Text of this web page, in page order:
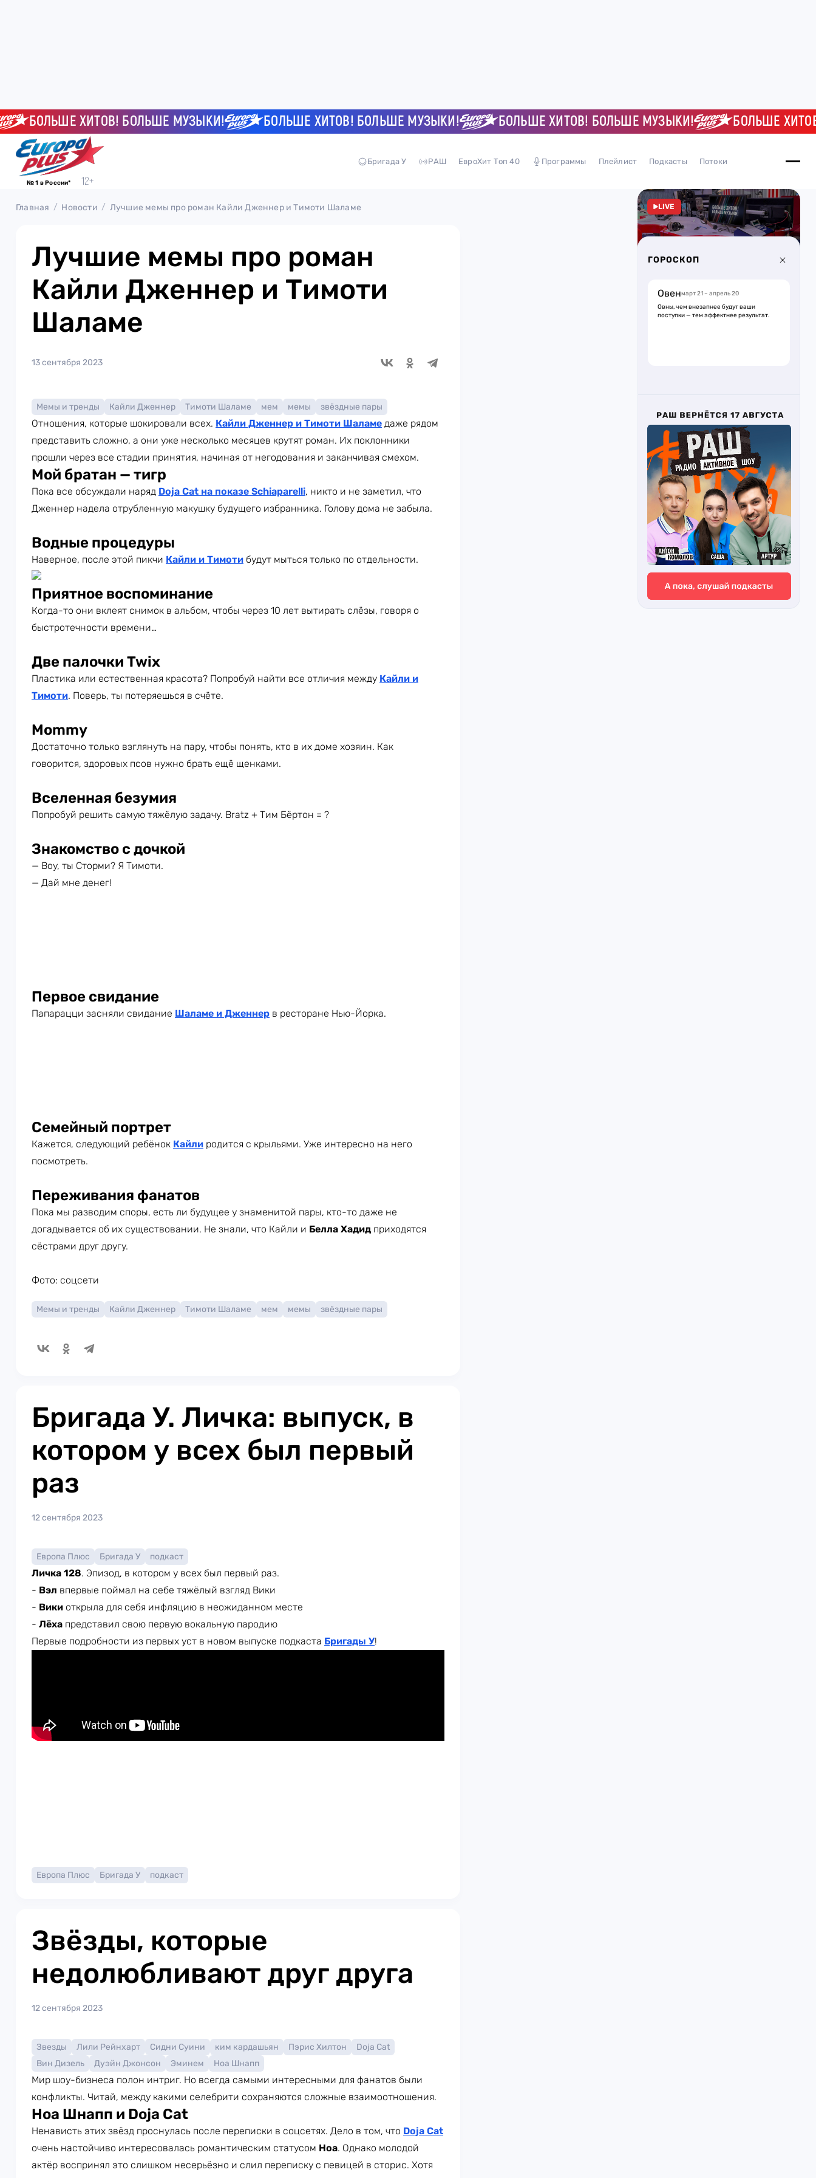
БОЛЬШЕ ХИТОВ! БОЛЬШЕ МУЗЫКИ! БОЛЬШЕ ХИТОВ! БОЛЬШЕ МУЗЫКИ! БОЛЬШЕ ХИТОВ! БОЛЬШЕ МУЗЫКИ! БОЛЬШЕ ХИТОВ!
№ 1 в России*
Бригада У РАШ ЕвроХит Топ 40 Программы Плейлист Подкасты Потоки
Главная Новости Лучшие мемы про роман Кайли Дженнер и Тимоти Шаламе
Лучшие мемы про роман
Кайли Дженнер и Тимоти
Шаламе
13 сентября 2023
Мемы и тренды Кайли Дженнер Тимоти Шаламе мем мемы звёздные пары
Отношения, которые шокировали всех. Кайли Дженнер и Тимоти Шаламе даже рядом
представить сложно, а они уже несколько месяцев крутят роман. Их поклонники
прошли через все стадии принятия, начиная от негодования и заканчивая смехом.
Мой братан — тигр
Пока все обсуждали наряд Doja Cat на показе Schiaparelli, никто и не заметил, что
Дженнер надела отрубленную макушку будущего избранника. Голову дома не забыла.
Водные процедуры
Наверное, после этой пикчи Кайли и Тимоти будут мыться только по отдельности.
Приятное воспоминание
Когда-то они вклеят снимок в альбом, чтобы через 10 лет вытирать слёзы, говоря о
быстротечности времени…
Две палочки Twix
Пластика или естественная красота? Попробуй найти все отличия между Кайли и
Тимоти. Поверь, ты потеряешься в счёте.
Mommy
Достаточно только взглянуть на пару, чтобы понять, кто в их доме хозяин. Как
говорится, здоровых псов нужно брать ещё щенками.
Вселенная безумия
Попробуй решить самую тяжёлую задачу. Bratz + Тим Бёртон = ?
Знакомство с дочкой
— Воу, ты Сторми? Я Тимоти.
— Дай мне денег!
Первое свидание
Папарацци засняли свидание Шаламе и Дженнер в ресторане Нью-Йорка.
Семейный портрет
Кажется, следующий ребёнок Кайли родится с крыльями. Уже интересно на него
посмотреть.
Переживания фанатов
Пока мы разводим споры, есть ли будущее у знаменитой пары, кто-то даже не
догадывается об их существовании. Не знали, что Кайли и Белла Хадид приходятся
сёстрами друг другу.
Фото: соцсети
Мемы и тренды Кайли Дженнер Тимоти Шаламе мем мемы звёздные пары
Бригада У. Личка: выпуск, в
котором у всех был первый
раз
12 сентября 2023
Европа Плюс Бригада У подкаст
Личка 128. Эпизод, в котором у всех был первый раз.
- Вэл впервые поймал на себе тяжёлый взгляд Вики
- Вики открыла для себя инфляцию в неожиданном месте
- Лёха представил свою первую вокальную пародию
Первые подробности из первых уст в новом выпуске подкаста Бригады У!
Европа Плюс Бригада У подкаст
Звёзды, которые
недолюбливают друг друга
12 сентября 2023
Звезды Лили Рейнхарт Сидни Суини ким кардашьян Пэрис Хилтон
Doja Cat
Вин Дизель
Дуэйн Джонсон Эминем Ноа Шнапп
Мир шоу-бизнеса полон интриг. Но всегда самыми интересными для фанатов были
конфликты. Читай, между какими селебрити сохраняются сложные взаимоотношения.
Ноа Шнапп и Doja Cat
Ненависть этих звёзд проснулась после переписки в соцсетях. Дело в том, что Doja Cat
очень настойчиво интересовалась романтическим статусом Ноа. Однако молодой
актёр воспринял это слишком несерьёзно и слил переписку с певицей в сторис. Хотя
LIVE
ГОРОСКОП
Овенмарт 21 – апрель 20
Овны, чем внезапнее будут ваши
поступки — тем эффектнее результат.